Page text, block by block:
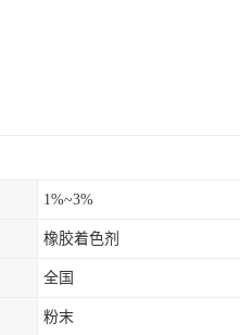
1%~3%
橡胶着色剂
全国
粉末